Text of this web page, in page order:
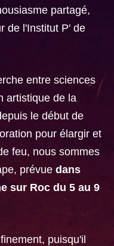
partagé,
de l'Institut P' de
entre sciences
artistique de la
le début de
pour élargir et
feu, nous sommes
prévue dans
sur Roc du 5 au 9
puisqu'il